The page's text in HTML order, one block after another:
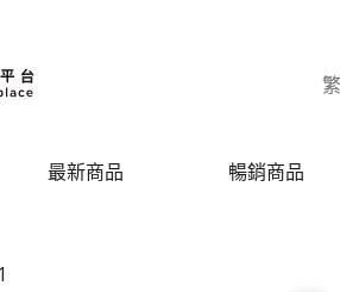
最新商品 暢銷商品